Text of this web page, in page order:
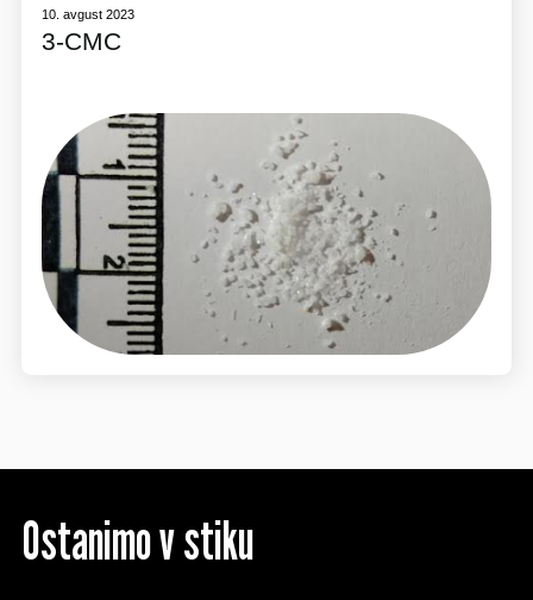
10. avgust 2023
3-CMC
Ostanimo v stiku